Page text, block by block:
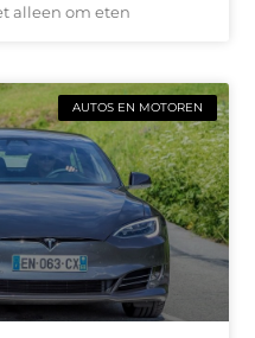
alleen om eten
AUTOS EN MOTOREN